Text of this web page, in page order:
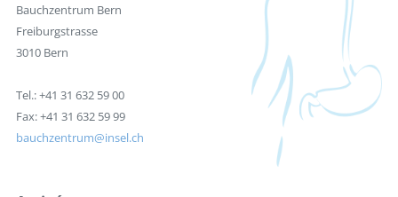
Bauchzentrum Bern
Freiburgstrasse
3010 Bern
Tel.: +41 31 632 59 00
Fax: +41 31 632 59 99
bauchzentrum
insel.ch